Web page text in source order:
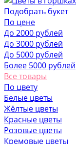
Подобрать букет
По цене
До 2000 рублей
До 3000 рублей
До 5000 рублей
Более 5000 рублей
Все товары
По цвету
Белые цветы
Жёлтые цветы
Красные цветы
Розовые цветы
Кремовые цветы